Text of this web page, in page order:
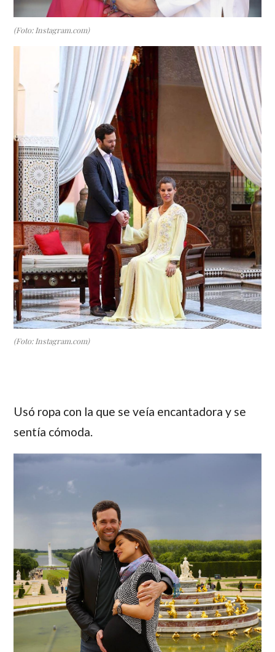
(Foto: Instagram.com)
(Foto: Instagram.com)
Usó ropa con la que se veía encantadora y se
sentía cómoda.